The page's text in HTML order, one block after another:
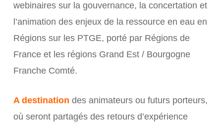
webinaires sur la gouvernance, la concertation et
l’animation des enjeux de la ressource en eau en
Régions sur les PTGE, porté par Régions de
France et les régions Grand Est / Bourgogne
Franche Comté.
A destination des animateurs ou futurs porteurs,
où seront partagés des retours d’expérience